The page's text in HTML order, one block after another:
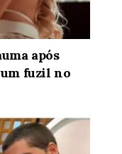
após
fuzil no